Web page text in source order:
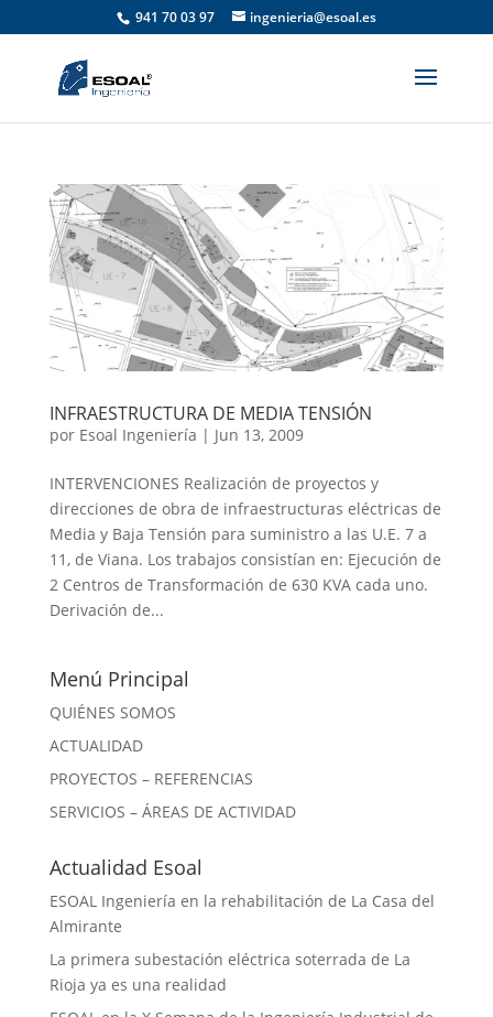
941 70 03 97 ingenieria@esoal.es
INFRAESTRUCTURA DE MEDIA TENSIÓN
por Esoal Ingeniería | Jun 13, 2009
INTERVENCIONES Realización de proyectos y
direcciones de obra de infraestructuras eléctricas de
Media y Baja Tensión para suministro a las U.E. 7 a
11, de Viana. Los trabajos consistían en: Ejecución de
2 Centros de Transformación de 630 KVA cada uno.
Derivación de...
Menú Principal
QUIÉNES SOMOS
ACTUALIDAD
PROYECTOS – REFERENCIAS
SERVICIOS – ÁREAS DE ACTIVIDAD
Actualidad Esoal
ESOAL Ingeniería en la rehabilitación de La Casa del
Almirante
La primera subestación eléctrica soterrada de La
Rioja ya es una realidad